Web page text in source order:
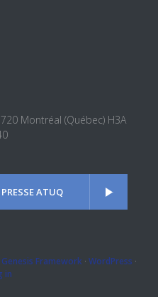
Montréal (Québec) H3A
ATUQ
Genesis Framework · WordPress ·
in